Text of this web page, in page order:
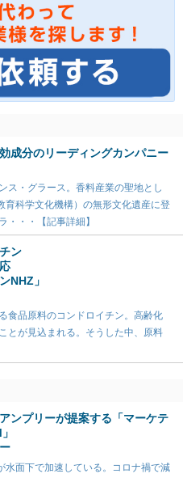
成分のリーディングカンパニー
ス・グラース。香料産業の聖地とし
育科学文化機構）の無形文化遺産に登
・・・【記事詳細】
ン
NHZ」
食品原料のコンドロイチン。高齢化
とが見込まれる。そうした中、原料
ンプリーが提案する「マーケテ
水面下で加速している。コロナ禍で減